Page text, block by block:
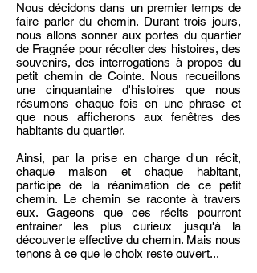
Nous décidons dans un premier temps de
faire parler du chemin. Durant trois jours,
nous allons sonner aux portes du quartier
de Fragnée pour récolter des histoires, des
souvenirs, des interrogations à propos du
petit chemin de Cointe. Nous recueillons
une cinquantaine d'histoires que nous
résumons chaque fois en une phrase et
que nous afficherons aux fenêtres des
habitants du quartier.
Ainsi, par la prise en charge d'un récit,
chaque maison et chaque habitant,
participe de la réanimation de ce petit
chemin. Le chemin se raconte à travers
eux. Gageons que ces récits pourront
entrainer les plus curieux jusqu'à la
découverte effective du chemin. Mais nous
tenons à ce que le choix reste ouvert...